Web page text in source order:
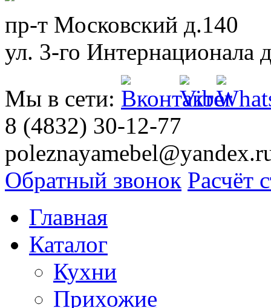
пр-т Московский д.140
ул. 3-го Интернационала
Мы в сети:
8 (4832) 30-12-77
Обратный звонок Расчёт
Главная
Каталог
Кухни
Прихожие